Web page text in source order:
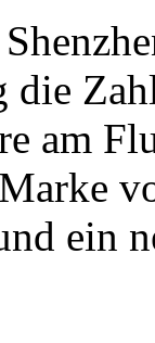
die
am
ein